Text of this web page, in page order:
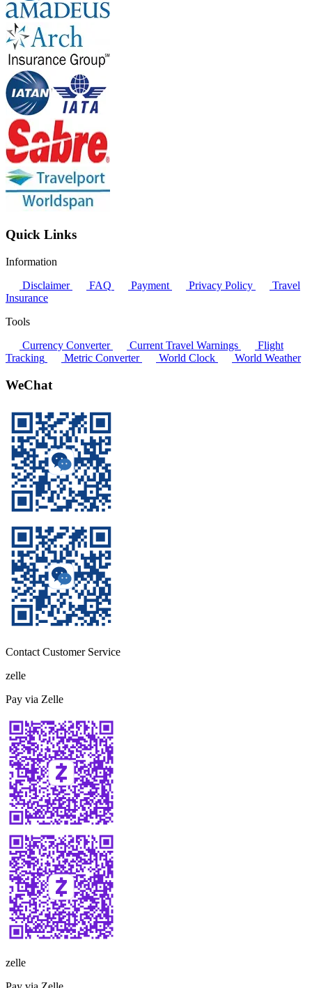
Quick Links
Information
Disclaimer
FAQ Payment Privacy Policy
Travel
Insurance
Tools
Currency Converter
Current Travel Warnings
Flight
Tracking
Metric Converter World Clock World Weather
WeChat
Contact Customer Service
zelle
Pay via Zelle
zelle